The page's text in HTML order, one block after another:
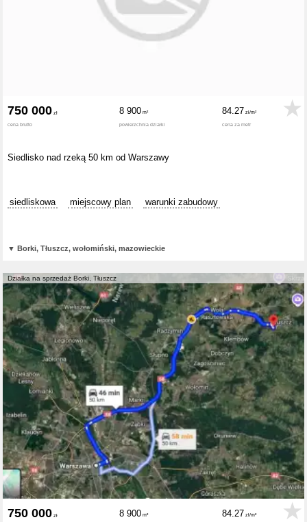
750 000
cena brutto
8 900
powierzchnia działki
84.27
cena za metr
Siedlisko nad rzeką 50 km od Warszawy
siedliskowa miejscowy plan warunki zabudowy
▼Borki, Tłuszcz, wołomiński, mazowieckie
Działka na sprzedaż Borki, Tłuszcz
750 000 8 900 84.27